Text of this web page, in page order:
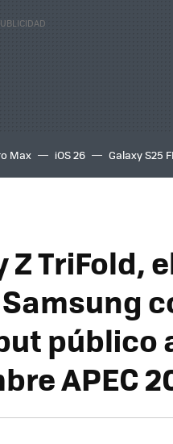
Max iOS 26 Galaxy S25
Z TriFold,
público
APEC